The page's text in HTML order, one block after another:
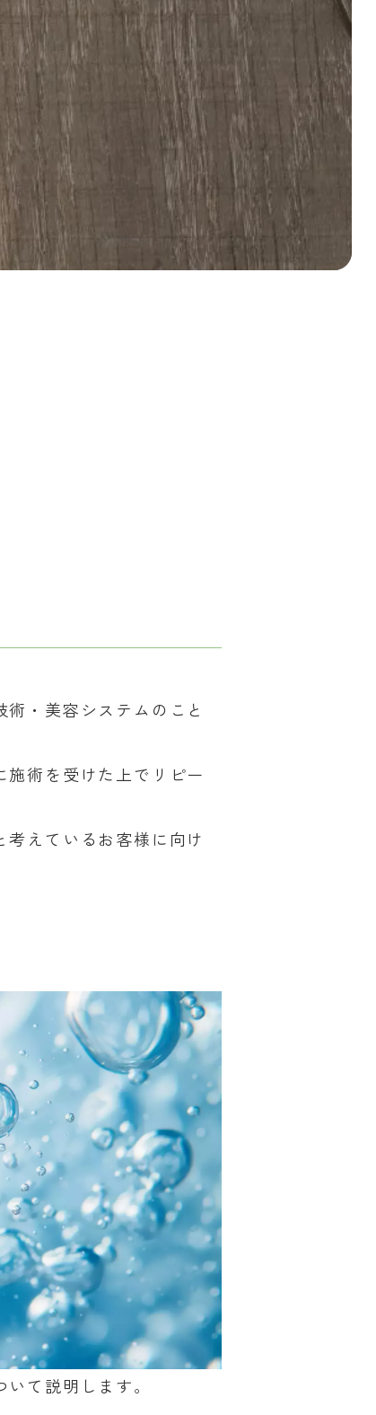
・美容システムのこと
術を受けた上でリピー
えているお客様に向け
て説明します。